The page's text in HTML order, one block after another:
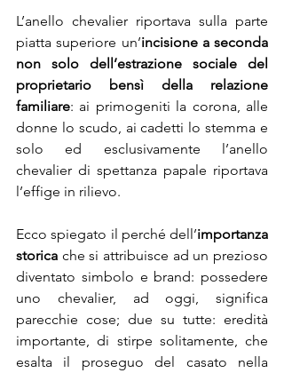
L’anello chevalier riportava sulla parte
piatta superiore un’incisione a seconda
non solo dell’estrazione sociale del
proprietario bensì della relazione
familiare: ai primogeniti la corona, alle
donne lo scudo, ai cadetti lo stemma e
solo ed esclusivamente l’anello
chevalier di spettanza papale riportava
l’effige in rilievo.
Ecco spiegato il perché dell’importanza
storica che si attribuisce ad un prezioso
diventato simbolo e brand: possedere
uno chevalier, ad oggi, significa
parecchie cose; due su tutte: eredità
importante, di stirpe solitamente, che
esalta il proseguo del casato nella